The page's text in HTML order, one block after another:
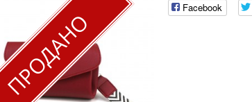
ПРОДАНО
Facebook